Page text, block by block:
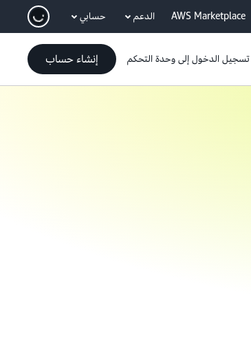
انتقل إلى المحتوى الرئيسي AWS Marketplace الدعم حسابي
تسجيل الدخول إلى وحدة التحكم إنشاء حساب